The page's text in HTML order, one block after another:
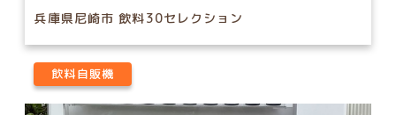
兵庫県尼崎市 飲料30セレクション
飲料自販機